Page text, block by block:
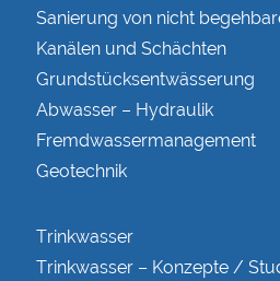
Sanierung von nicht
Kanälen und Schächten
Grundstücks­entwässerung
Abwasser – Hydraulik
Fremdwasser­manage­ment
Geotechnik
Trinkwasser
Trinkwasser – Konzepte /